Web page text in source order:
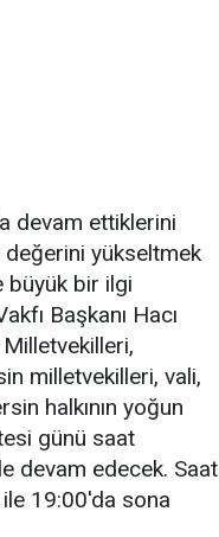
devam ettiklerini
değerini yükseltmek
büyük bir ilgi
Başkanı Hacı
milletvekilleri, vali,
halkının yoğun
günü saat
devam edecek. Saat
ile 19:00'da sona